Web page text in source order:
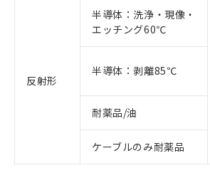
反射形
半導体：洗浄・現像・
エッチング60℃
半導体：剥離85℃
耐薬品/油
ケーブルのみ耐薬品